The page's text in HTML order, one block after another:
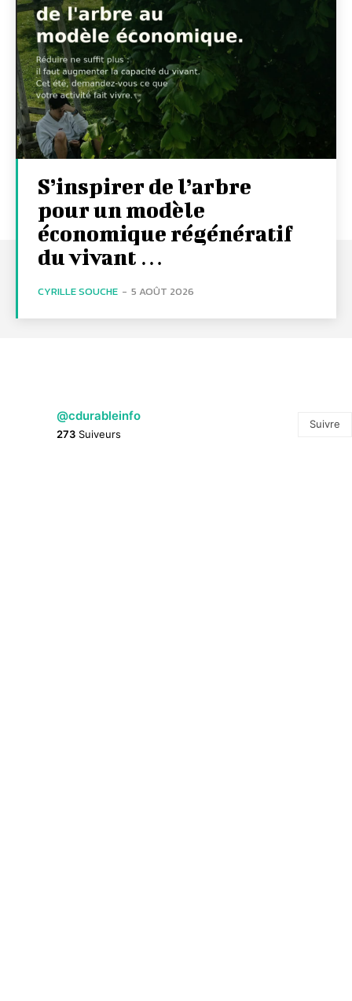
S’inspirer de l’arbre
pour un modèle
économique régénératif
du vivant …
CYRILLE SOUCHE - 5 AOÛT 2026
@cdurableinfo
273 Suiveurs
Suivre